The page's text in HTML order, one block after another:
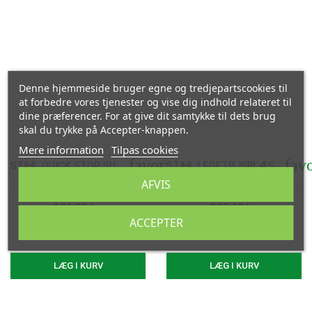
Vis her
STIHL QUICK STOP SUTTER (2 STK.)
129,00 kr.
LÆG I KURV
favorite STIHL LEGETØJSBLÆSER INKL. BATTERI
330,00 kr.
LÆG I KURV
Denne hjemmeside bruger egne og tredjepartscookies til
at forbedre vores tjenester og vise dig indhold relateret til
dine præferencer. For at give dit samtykke til dets brug
skal du trykke på Accepter-knappen.
Mere information Tilpas cookies
AFVIS
ACCEPTER